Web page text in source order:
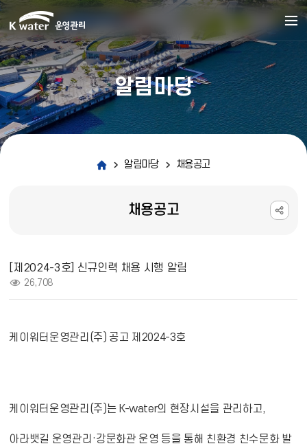
알림마당
알림마당 채용공고
채용공고
[제2024-3호] 신규인력 채용 시행 알림
26,708
케이워터운영관리(주) 공고 제2024-3호
케이워터운영관리(주)는 K-water의 현장시설을 관리하고,
아라뱃길 운영관리·강문화관 운영 등을 통해 친환경 친수문화 발